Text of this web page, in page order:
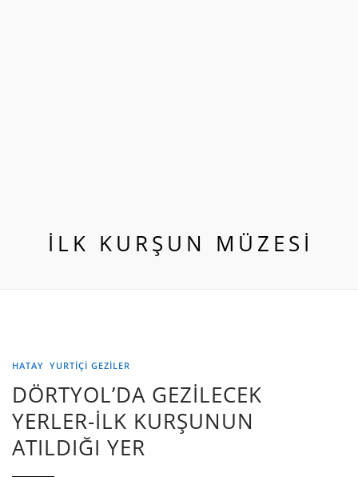
ILK KURŞUN MÜZESI
HATAY YURTIÇI GEZILER
DÖRTYOL’DA GEZİLECEK
YERLER-İLK KURŞUNUN
ATILDIĞI YER